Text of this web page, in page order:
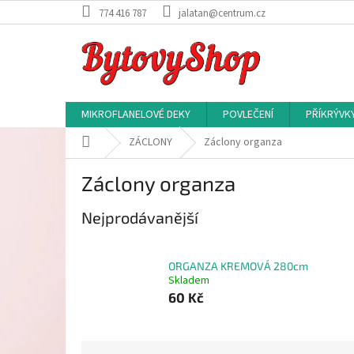
na
774 416 787 jalatan@centrum.cz
MIKROFLANELOVÉ DEKY POVLEČENÍ
Domů ZÁCLONY Záclony organza
Záclony organza
Nejprodávanější
ORGANZA KREMOVÁ 280cm
Skladem
60 Kč